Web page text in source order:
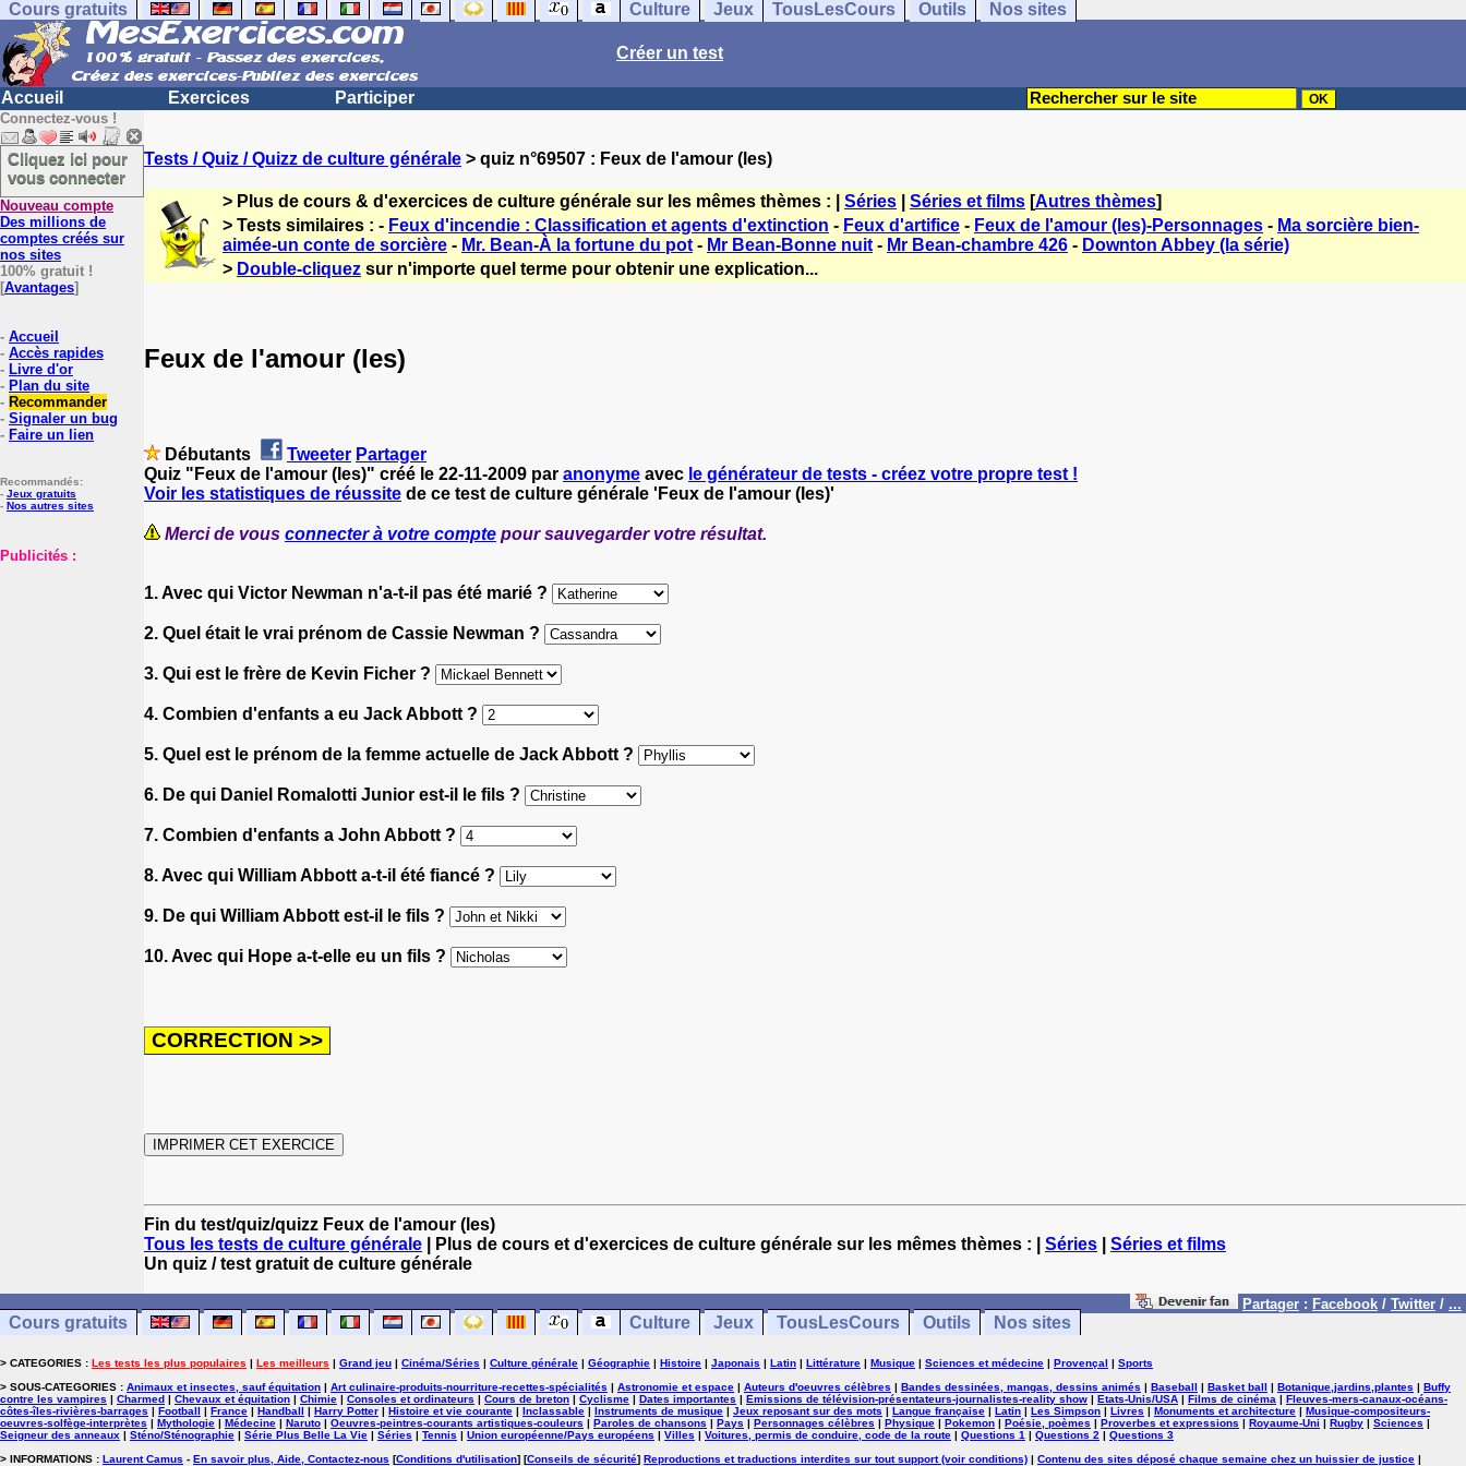
Cours gratuits Culture Jeux TousLesCours Outils Nos sites
Créer un test
Accueil Exercices Participer
Connectez-vous !
Cliquez ici pour
vous connecter
Nouveau compte
Des millions de
comptes créés sur
nos sites
100% gratuit !
[Avantages]
- Accueil
- Accès rapides
- Livre d'or
- Plan du site
- Recommander
- Signaler un bug
- Faire un lien
Recommandés:
- Jeux gratuits
- Nos autres sites
Publicités :
Tests / Quiz / Quizz de culture générale > quiz n°69507 : Feux de l'amour (les)
> Plus de cours & d'exercices de culture générale sur les mêmes thèmes : | Séries Séries et films [Autres thèmes]
> Tests similaires : - Feux d'incendie : Classification et agents d'extinction - Feux d'artifice - Feux de l'amour (les)-Personnages - Ma sorcière bien-
aimée-un conte de sorcière - Mr. Bean-À la fortune du pot - Mr Bean-Bonne nuit - Mr Bean-chambre 426 - Downton Abbey (la série)
> Double-cliquez sur n'importe quel terme pour obtenir une explication...
Feux de l'amour (les)
Débutants Tweeter Partager
Quiz "Feux de l'amour (les)" créé le 22-11-2009 par anonyme avec le générateur de tests - créez votre propre test !
Voir les statistiques de réussite de ce test de culture générale 'Feux de l'amour (les)'
Merci de vous connecter à votre compte pour sauvegarder votre résultat.
1. Avec qui Victor Newman n'a-t-il pas été marié ?
2. Quel était le vrai prénom de Cassie Newman ?
3. Qui est le frère de Kevin Ficher ?
4. Combien d'enfants a eu Jack Abbott ?
5. Quel est le prénom de la femme actuelle de Jack Abbott ?
6. De qui Daniel Romalotti Junior est-il le fils ?
7. Combien d'enfants a John Abbott ?
8. Avec qui William Abbott a-t-il été fiancé ?
9. De qui William Abbott est-il le fils ?
10. Avec qui Hope a-t-elle eu un fils ?
Fin du test/quiz/quizz Feux de l'amour (les)
Tous les tests de culture générale | Plus de cours et d'exercices de culture générale sur les mêmes thèmes : | Séries
Séries et films
Un quiz / test gratuit de culture générale
Partager : Facebook / Twitter / ...
Cours gratuits Culture Jeux TousLesCours Outils Nos sites
> CATEGORIES : Les tests les plus populaires | Les meilleurs | Grand jeu | Cinéma/Séries | Culture générale | Géographie | Histoire | Japonais | Latin | Littérature | Musique | Sciences et médecine | Provençal | Sports
> SOUS-CATEGORIES : Animaux et insectes, sauf équitation | Art culinaire-produits-nourriture-recettes-spécialités | Astronomie et espace | Auteurs d'oeuvres célèbres | Bandes dessinées, mangas, dessins animés | Baseball | Basket ball | Botanique,jardins,plantes | Buffy
contre les vampires | Charmed | Chevaux et équitation | Chimie | Consoles et ordinateurs | Cours de breton | Cyclisme | Dates importantes | Emissions de télévision-présentateurs-journalistes-reality show | Etats-Unis/USA | Films de cinéma | Fleuves-mers-canaux-océans-
côtes-îles-rivières-barrages | Football | France | Handball | Harry Potter | Histoire et vie courante | Inclassable | Instruments de musique | Jeux reposant sur des mots | Langue française | Latin | Les Simpson | Livres | Monuments et architecture | Musique-compositeurs-
oeuvres-solfège-interprètes | Mythologie | Médecine | Naruto | Oeuvres-peintres-courants artistiques-couleurs | Paroles de chansons | Pays | Personnages célèbres | Physique | Pokemon | Poésie, poèmes | Proverbes et expressions | Royaume-Uni | Rugby | Sciences |
Seigneur des anneaux | Sténo/Sténographie | Série Plus Belle La Vie | Séries | Tennis | Union européenne/Pays européens | Villes | Voitures, permis de conduire, code de la route | Questions 1 | Questions 2 | Questions 3
> INFORMATIONS : Laurent Camus - En savoir plus, Aide, Contactez-nous [Conditions d'utilisation] [Conseils de sécurité] Reproductions et traductions interdites sur tout support (voir conditions) | Contenu des sites déposé chaque semaine chez un huissier de justice |